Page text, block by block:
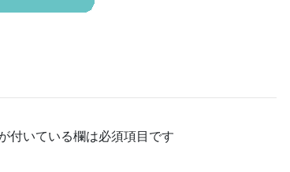
付いている欄は必須項目です